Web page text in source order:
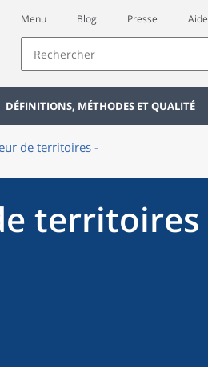
Menu Blog Presse Aide
DÉFINITIONS, MÉTHODES ET QUALITÉ
de territoires -
territoires